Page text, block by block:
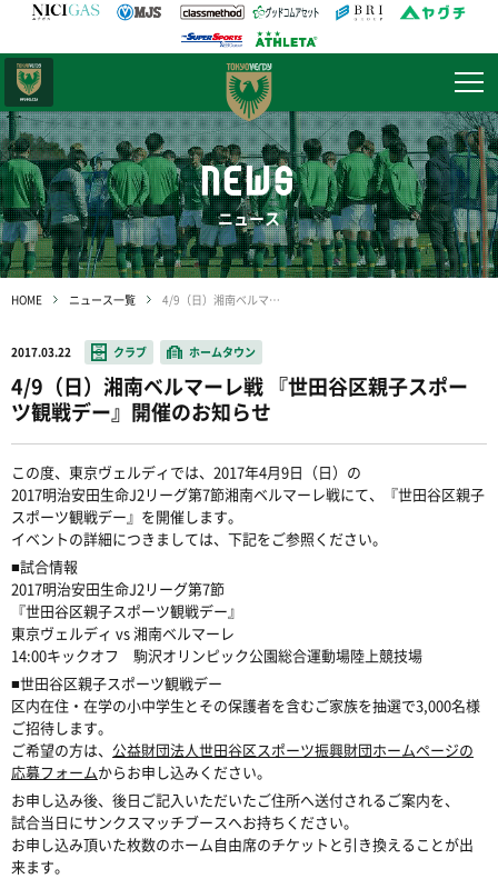
NEWS
ニュース
HOME ニュース一覧 4/9（日）湘南ベルマーレ戦 『世田谷区親子スポーツ観戦デー』開催のお知らせ
2017.03.22 クラブ ホームタウン
4/9（日）湘南ベルマーレ戦 『世田谷区親子スポー
ツ観戦デー』開催のお知らせ
この度、東京ヴェルディでは、2017年4月9日（日）の
2017明治安田生命J2リーグ第7節湘南ベルマーレ戦にて、
『世田谷区親子
スポーツ観戦デー』を開催します。
イベントの詳細につきましては、下記をご参照ください。
■試合情報
2017明治安田生命J2リーグ第7節
『世田谷区親子スポーツ観戦デー』
東京ヴェルディ vs 湘南ベルマーレ
14:00キックオフ 駒沢オリンピック公園総合運動場陸上競技場
■世田谷区親子スポーツ観戦デー
区内在住・在学の小中学生とその保護者を含むご家族を抽選で3,000名様
ご招待します。
ご希望の方は、 公益財団法人世田谷区スポーツ振興財団ホームページの
応募フォームからお申し込みください。
お申し込み後、後日ご記入いただいたご住所へ送付されるご案内を、
試合当日にサンクスマッチブースへお持ちください。
お申し込み頂いた枚数のホーム自由席のチケットと引き換えることが出
来ます。